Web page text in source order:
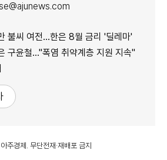
불씨 여전...한은 8월 금리 '딜레마'
구윤철…"폭염 취약계층 지원 지속"
경제. 무단전재·재배포 금지